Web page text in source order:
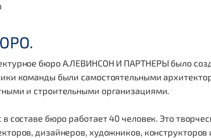
бюро А.ЛЕВИНСОН И ПАРТНЕРЫ было
команды были самостоятельными
и строительными организациями.
в составе бюро работает 40 человек. Это
дизайнеров, художников,